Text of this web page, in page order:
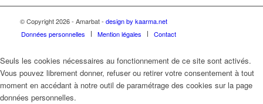
© Copyright2026 - Amarbat - design by kaarma.net
Données personnelles
Mention légales Contact
Seuls les cookies nécessaires au fonctionnement de ce site sont activés.
Vous pouvez librement donner, refuser ou retirer votre consentement à tout
moment en accédant à notre outil de paramétrage des cookies sur la page
données personnelles.